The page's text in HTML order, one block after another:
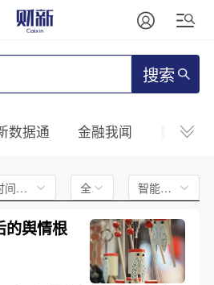
搜索
数据通 金融我闻 财新
时间不限 全文 智能排序
的舆情根